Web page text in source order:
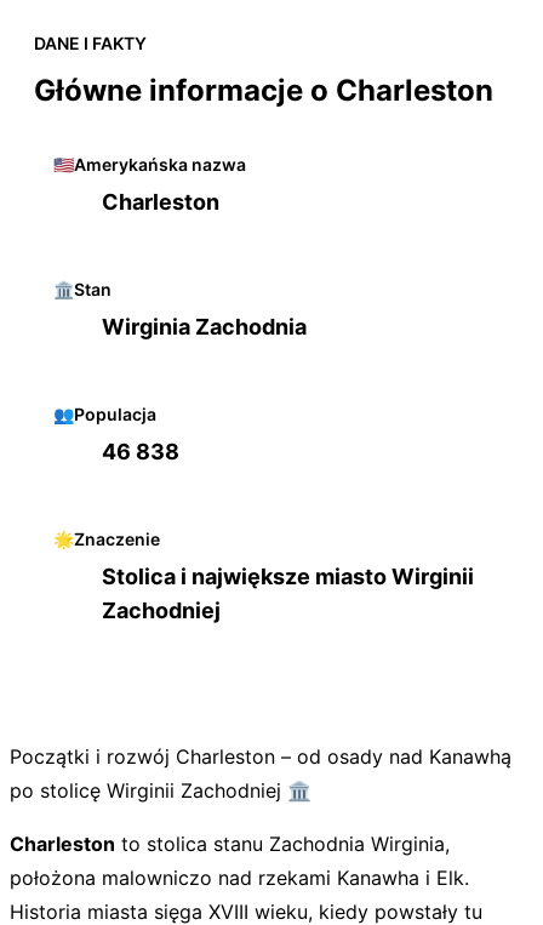
DANE I FAKTY
Główne informacje o Charleston
🇺🇸Amerykańska nazwa
Charleston
🏛️Stan
Wirginia Zachodnia
👥Populacja
46 838
🌟Znaczenie
Stolica i największe miasto Wirginii
Zachodniej
Początki i rozwój Charleston – od osady nad Kanawhą
po stolicę Wirginii Zachodniej 🏛️
Charleston to stolica stanu Zachodnia Wirginia,
położona malowniczo nad rzekami Kanawha i Elk.
Historia miasta sięga XVIII wieku, kiedy powstały tu